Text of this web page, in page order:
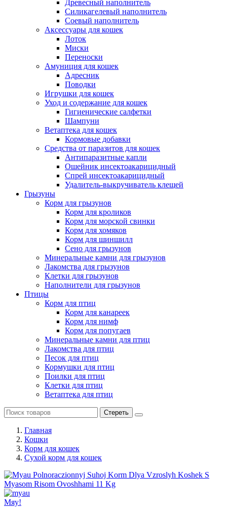
Древесный наполнитель
Силикагелевый наполнитель
Соевый наполнитель
Аксессуары для кошек
Лоток
Миски
Переноски
Амуниция для кошек
Адресник
Поводки
Игрушки для кошек
Уход и содержание для кошек
Гигиенические салфетки
Шампуни
Ветаптека для кошек
Кормовые добавки
Средства от паразитов для кошек
Антипаразитные капли
Ошейник инсектоакарицидный
Спрей инсектоакарицидный
Удалитель-выкручиватель клещей
Грызуны
Корм для грызунов
Корм для кроликов
Корм для морской свинки
Корм для хомяков
Корм для шиншилл
Сено для грызунов
Минеральные камни для грызунов
Лакомства для грызунов
Клетки для грызунов
Наполнители для грызунов
Птицы
Корм для птиц
Корм для канареек
Корм для нимф
Корм для попугаев
Минеральные камни для птиц
Лакомства для птиц
Песок для птиц
Кормушки для птиц
Поилки для птиц
Клетки для птиц
Ветаптека для птиц
Стереть
Главная
Кошки
Корм для кошек
Сухой корм для кошек
Мяу!